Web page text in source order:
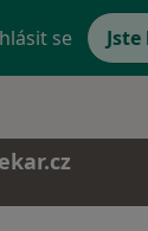
se